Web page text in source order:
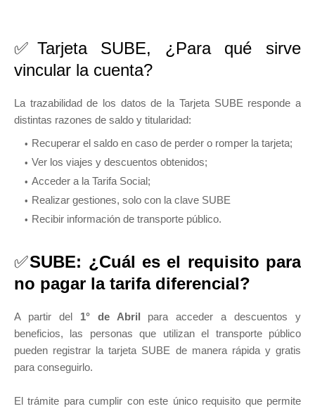
✅Tarjeta SUBE, ¿Para qué sirve
vincular la cuenta?
La trazabilidad de los datos de la Tarjeta SUBE responde a
distintas razones de saldo y titularidad:
Recuperar el saldo en caso de perder o romper la tarjeta;
Ver los viajes y descuentos obtenidos;
Acceder a la Tarifa Social;
Realizar gestiones, solo con la clave SUBE
Recibir información de transporte público.
✅SUBE: ¿Cuál es el requisito para
no pagar la tarifa diferencial?
A partir del1° de Abril para acceder a descuentos y
beneficios, las personas que utilizan el transporte público
pueden registrar la tarjeta SUBE de manera rápida y gratis
para conseguirlo.
El trámite para cumplir con este único requisito que permite